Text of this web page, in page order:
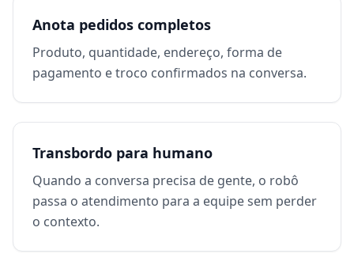
Anota pedidos completos
Produto, quantidade, endereço, forma de
pagamento e troco confirmados na conversa.
Transbordo para humano
Quando a conversa precisa de gente, o robô
passa o atendimento para a equipe sem perder
o contexto.